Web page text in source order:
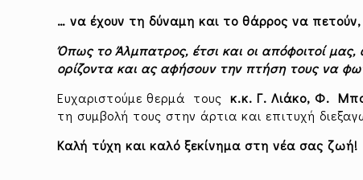
… να έχουν τη δύναμη και το θάρρος να
Όπως το Άλμπατρος, έτσι και οι απόφοιτοί
ορίζοντα και ας αφήσουν την πτήση τους να
Ευχαριστούμε θερμά τουςκ.κ. Γ. Λιάκο, Φ.
τη συμβολή τους στην άρτια και επιτυχή
Καλή τύχη και καλό ξεκίνημα στη νέα σας ζωή!